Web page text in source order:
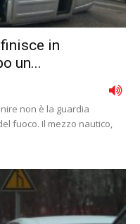
in
un...
non è la guardia
fuoco. Il mezzo nautico,